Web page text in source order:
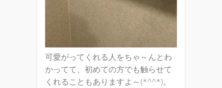
可愛がってくれる人をちゃ～んとわ
かってて、初めての方でも触らせて
くれることもありますよ～(*^^*)。